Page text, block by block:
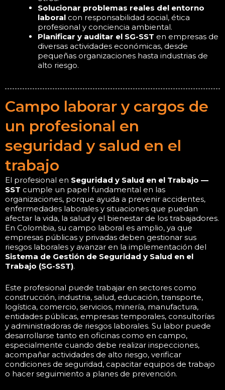
Solucionar problemas reales del entorno
laboral con responsabilidad social, ética
profesional y conciencia ambiental.
Planificar y auditar el SG-SST en empresas de
diversas actividades económicas, desde
pequeñas organizaciones hasta industrias de
alto riesgo.
Campo laborar y cargos de
un profesional en
seguridad y salud en el
trabajo
El profesional en Seguridad y Salud en el Trabajo —
SST cumple un papel fundamental en las
organizaciones, porque ayuda a prevenir accidentes,
enfermedades laborales y situaciones que puedan
afectar la vida, la salud y el bienestar de los trabajadores.
En Colombia, su campo laboral es amplio, ya que
empresas públicas y privadas deben gestionar sus
riesgos laborales y avanzar en la implementación del
Sistema de Gestión de Seguridad y Salud en el
Trabajo (SG-SST).
Este profesional puede trabajar en sectores como
construcción, industria, salud, educación, transporte,
logística, comercio, servicios, minería, manufactura,
entidades públicas, empresas temporales, consultorías
y administradoras de riesgos laborales. Su labor puede
desarrollarse tanto en oficinas como en campo,
especialmente cuando debe realizar inspecciones,
acompañar actividades de alto riesgo, verificar
condiciones de seguridad, capacitar equipos de trabajo
o hacer seguimiento a planes de prevención.